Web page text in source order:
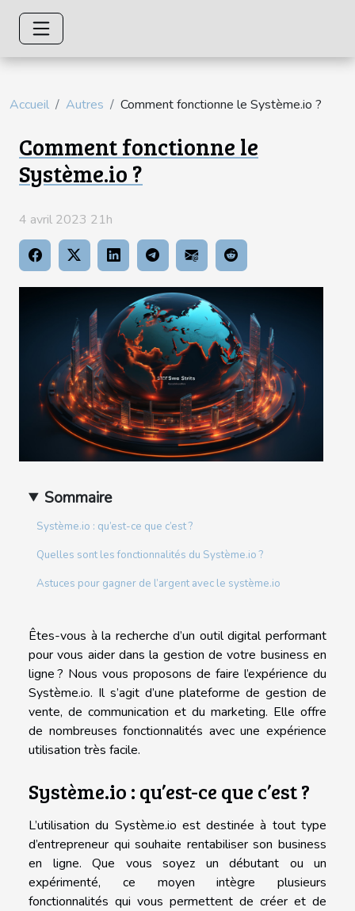
Accueil Autres Comment fonctionne le Système.io ?
Comment fonctionne le
Système.io ?
4 avril 2023 21h
Sommaire
Système.io : qu’est-ce que c’est ?
Quelles sont les fonctionnalités du Système.io ?
Astuces pour gagner de l’argent avec le système.io
Êtes-vous à la recherche d’un outil digital performant
pour vous aider dans la gestion de votre business en
ligne ? Nous vous proposons de faire l’expérience du
Système.io. Il s’agit d’une plateforme de gestion de
vente, de communication et du marketing. Elle offre
de nombreuses fonctionnalités avec une expérience
utilisation très facile.
Système.io : qu’est-ce que c’est ?
L’utilisation du Système.io est destinée à tout type
d’entrepreneur qui souhaite rentabiliser son business
en ligne. Que vous soyez un débutant ou un
expérimenté, ce moyen intègre plusieurs
fonctionnalités qui vous permettent de créer et de